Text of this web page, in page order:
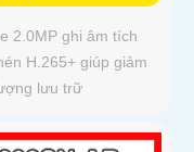
2.0MP ghi âm tích
H.265+ giúp giảm
lưu trữ